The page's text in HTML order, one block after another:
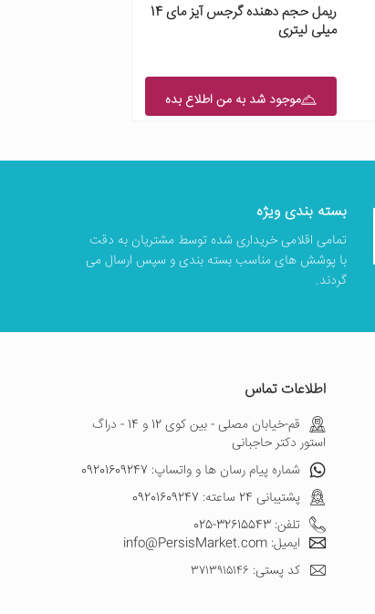
ریمل حجم دهنده گرجس آیز مای 14
میلی لیتری
موجود شد به من اطلاع بده
بسته بندی ویژه
تمامی اقلامی خریداری شده توسط مشتریان به دقت
با پوشش های مناسب بسته بندی و سپس ارسال می
گردند.
اطلاعات تماس
قم-خیابان مصلی - بین کوی 12 و 14 - دراگ
استور دکتر حاجبانی
شماره پیام رسان ها و واتساپ: 09201609247
پشتیبانی 24 ساعته: 09201609247
تلفن: 32615543-025
ایمیل: info@PersisMarket.com
کد پستی: ۳۷۱۳۹۱۵۱۴۶